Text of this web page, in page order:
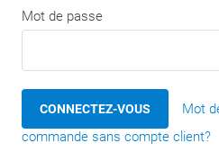
Mot de passe
CONNECTEZ-VOUS
Mot
commande sans compte client?